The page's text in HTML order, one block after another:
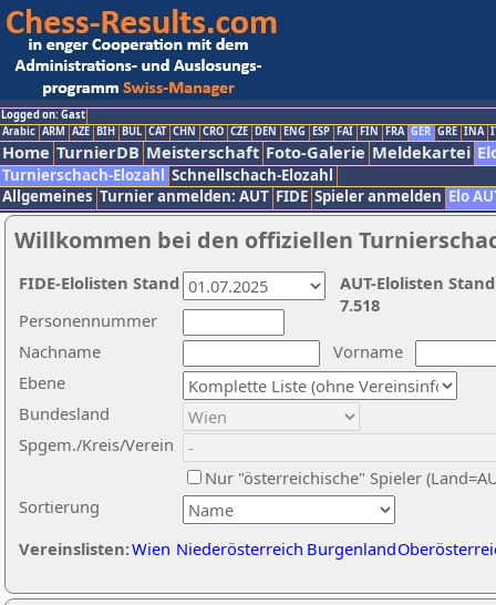
Logged on: Gast
Arabic ARM AZE BIH BUL CAT CHN CRO CZE DEN ENG ESP FAI FIN FRA GER GRE INA
Home TurnierDB Meisterschaft Foto-Galerie Meldekartei
Turnierschach-Elozahl Schnellschach-Elozahl
Allgemeines Turnier anmelden: AUT FIDE Spieler anmelden Elo
Willkommen bei den offiziellen
Nachname
Vorname
Ebene
Sortierung
Personennummer
Bundesland
Spgem./Kreis/Verein
Nur "österreichische" Spieler
Vereinslisten:Wien Niederösterreich Burgenland
AUT-Elolisten
7.518
FIDE-Elolisten Stand